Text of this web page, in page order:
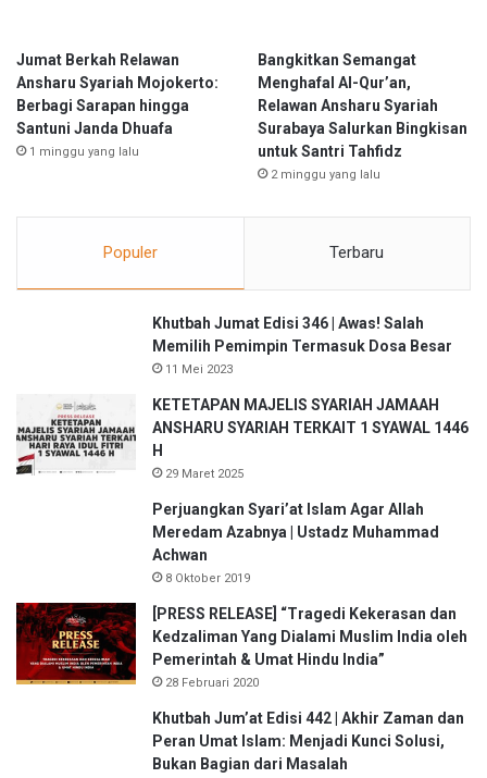
k
a
n
a
n
Jumat Berkah Relawan
Ansharu Syariah Mojokerto:
Berbagi Sarapan hingga
Santuni Janda Dhuafa
1 minggu yang lalu
Bangkitkan Semangat
Menghafal Al-Qur’an,
Relawan Ansharu Syariah
Surabaya Salurkan Bingkisan
untuk Santri Tahfidz
2 minggu yang lalu
Populer Terbaru
Khutbah Jumat Edisi 346 | Awas! Salah
Memilih Pemimpin Termasuk Dosa Besar
11 Mei 2023
KETETAPAN MAJELIS SYARIAH JAMAAH
ANSHARU SYARIAH TERKAIT 1 SYAWAL 1446
H
29 Maret 2025
Perjuangkan Syari’at Islam Agar Allah
Meredam Azabnya | Ustadz Muhammad
Achwan
8 Oktober 2019
[PRESS RELEASE] “Tragedi Kekerasan dan
Kedzaliman Yang Dialami Muslim India oleh
Pemerintah & Umat Hindu India”
28 Februari 2020
Khutbah Jum’at Edisi 442 | Akhir Zaman dan
Peran Umat Islam: Menjadi Kunci Solusi,
Bukan Bagian dari Masalah